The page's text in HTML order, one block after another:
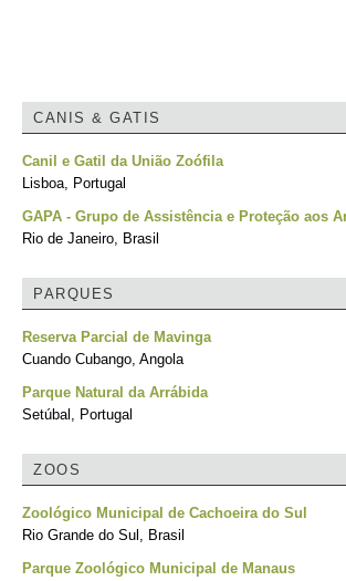
CANIS & GATIS
Canil e Gatil da União Zoófila
Lisboa, Portugal
GAPA - Grupo de Assistência e Proteção aos
Rio de Janeiro, Brasil
PARQUES
Reserva Parcial de Mavinga
Cuando Cubango, Angola
Parque Natural da Arrábida
Setúbal, Portugal
ZOOS
Zoológico Municipal de Cachoeira do Sul
Rio Grande do Sul, Brasil
Parque Zoológico Municipal de Manaus